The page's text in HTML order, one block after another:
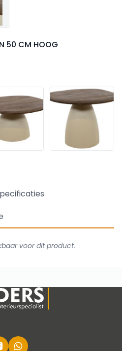
50 CM HOOG
voor dit product.